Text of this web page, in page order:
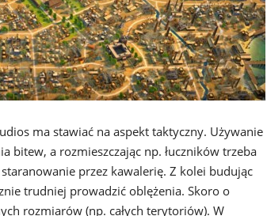
ma stawiać na aspekt taktyczny. Używanie
bitew, a rozmieszczając np. łuczników trzeba
przez kawalerię. Z kolei budując
trudniej prowadzić oblężenia. Skoro o
rozmiarów (np. całych terytoriów). W